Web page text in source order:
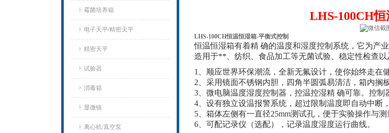
霉菌培养箱
电子天平/精密天平
精密天平
试验器
消毒箱
显微镜
离心机/真空泵
LHS-100CH
LHS-100CH恒温恒湿箱-平衡式控制
恒温恒湿箱有着精 确的温度和湿度控制系统，它为产
造用于**、纺织、食品加工等无菌试验、稳定性检查
1、顺应世界环保潮流，全新无氟设计，使你始终走在
2、采用镜面不锈钢内胆，四角半圆弧易清洁，箱内搁
3、微电脑温度湿度控制器，控温控湿精 确可靠。控制
4、设有独立设温报警系统，超过限制温度即自动中断
5、箱体左侧有一直径25mm测试孔，便于实验操作与测
6、可配记录仪（选配），记录温度湿度运行曲线。